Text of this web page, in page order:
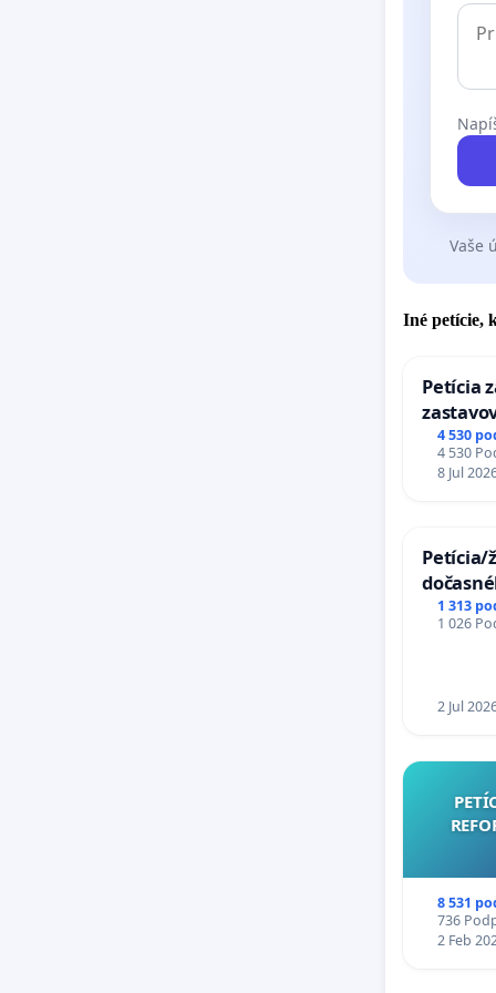
Vaše
Iné petície,
Petícia
Expres
stanici
4 530
4 530
8 Jul
Petícia/
1 313
1 026
2 Jul
8 531
736
2 Feb